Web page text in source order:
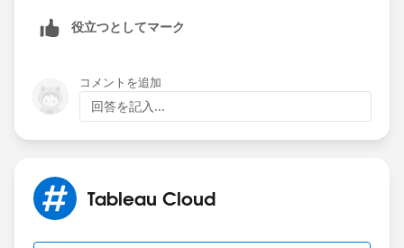
役立つとしてマーク
コメントを追加
回答を記入...
Tableau Cloud